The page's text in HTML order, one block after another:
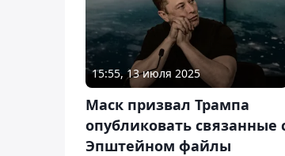
15:55, 13 июля 2025
Маск призвал Трампа
опубликовать связанные
Эпштейном файлы